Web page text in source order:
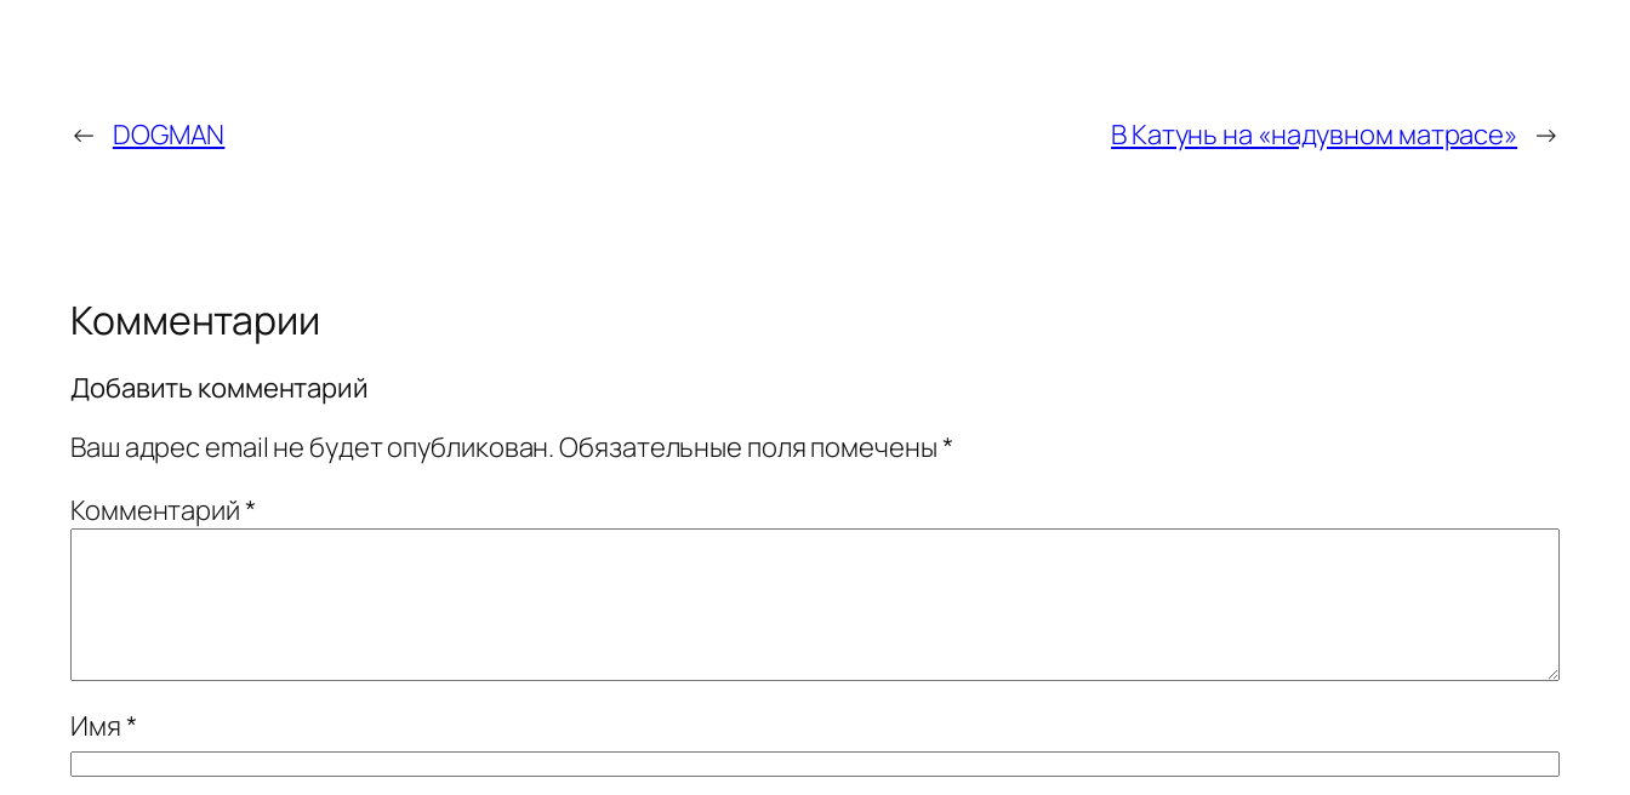
← DOGMAN В Катунь на «надувном матрасе» →
Комментарии
Добавить комментарий
Ваш адрес email не будет опубликован.Обязательные поля помечены*
Комментарий*
Имя*